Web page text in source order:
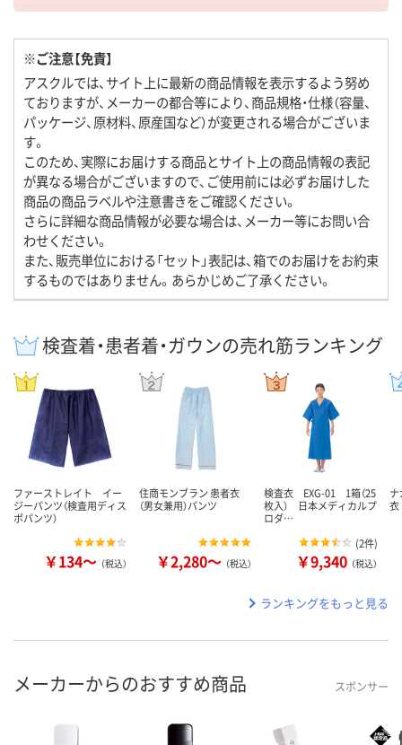
※ご注意【免責】
アスクルでは、サイト上に最新の商品情報を表示するよう努め
ておりますが、メーカーの都合等により、商品規格・仕様（容量、
パッケージ、原材料、原産国など）が変更される場合がございま
す。
このため、実際にお届けする商品とサイト上の商品情報の表記
が異なる場合がございますので、ご使用前には必ずお届けした
商品の商品ラベルや注意書きをご確認ください。
さらに詳細な商品情報が必要な場合は、メーカー等にお問い合
わせください。
また、販売単位における「セット」表記は、箱でのお届けをお約束
するものではありません。あらかじめご了承ください。
検査着・患者着・ガウンの売れ筋ランキング
ファーストレイト イー
ジーパンツ（検査用ディス
ポパンツ）
￥134～ （税込）
住商モンブラン 患者衣
（男女兼用）パンツ
￥2,280～ （税込）
検査衣 EXG-01 1箱（25
枚入） 日本メディカルプ
ロダ…
(2件)
￥9,340 （税込）
衣
ランキングをもっと見る
メーカーからのおすすめ商品 スポンサー